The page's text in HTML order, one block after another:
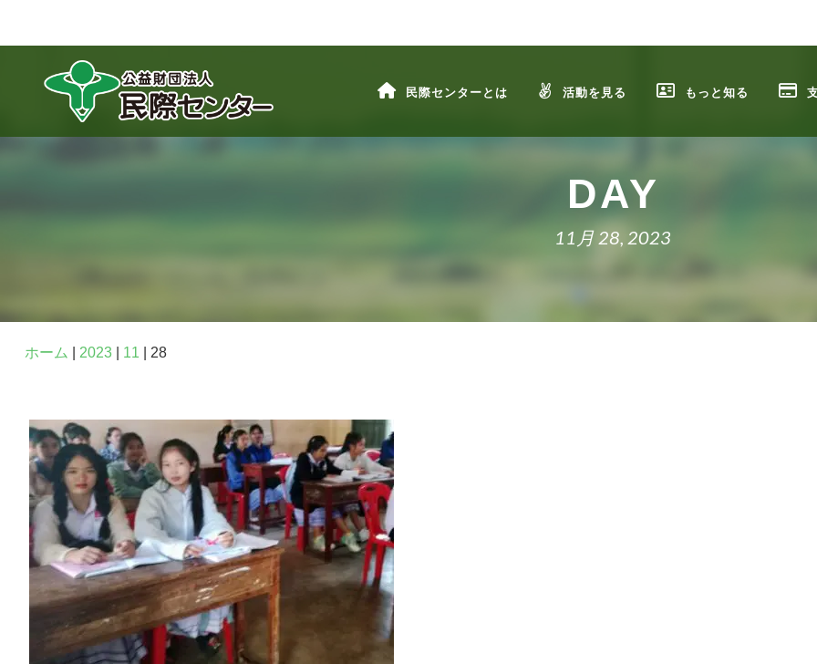
民際センターとは 活動を見る もっと知る
DAY
11月 28, 2023
ホーム 2023 11 28